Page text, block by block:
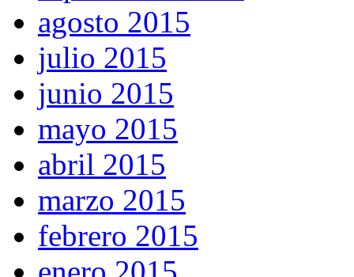
agosto 2015
julio 2015
junio 2015
mayo 2015
abril 2015
marzo 2015
febrero 2015